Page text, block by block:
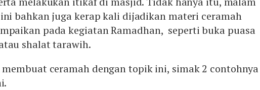
bahkan juga kerap kali dijadikan materi ceramah
pada kegiatan Ramadhan, seperti buka puasa
shalat tarawih.
ceramah dengan topik ini, simak 2 contohnya